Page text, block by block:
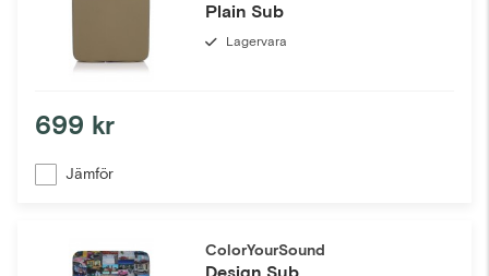
Plain Sub
Lagervara
699 kr
Jämför
ColorYourSound